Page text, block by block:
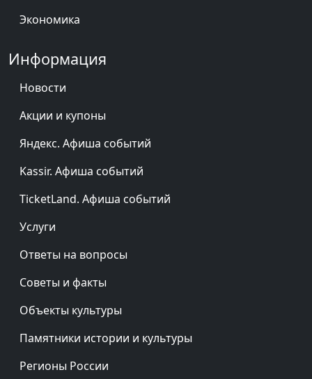
Экономика
Информация
Новости
Акции и купоны
Яндекс. Афиша событий
Kassir. Афиша событий
TicketLand. Афиша событий
Услуги
Ответы на вопросы
Советы и факты
Объекты культуры
Памятники истории и культуры
Регионы России